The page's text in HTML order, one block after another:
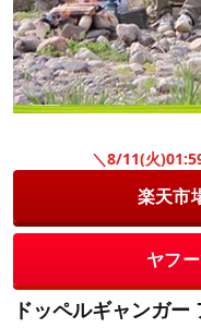
＼8/11(火
楽天市
ヤフ
ドッペルギャンガ